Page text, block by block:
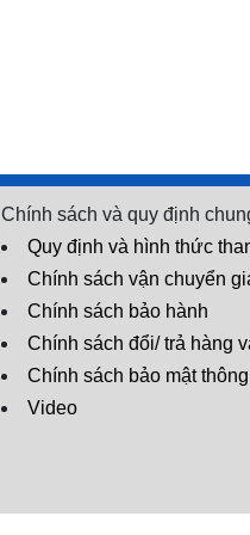
Chính sách và quy định
Quy định và hình thức
Chính sách vận chuyển
Chính sách bảo hành
Chính sách đổi/ trả hàng
Chính sách bảo mật
Video